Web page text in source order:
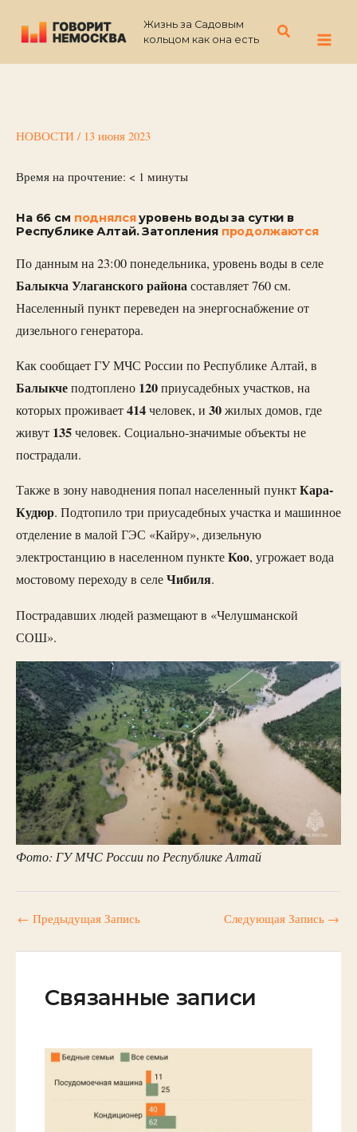
содержимому
Жизнь за Садовым
кольцом как она есть
Поиск
НОВОСТИ / 13 июня 2023
Время на прочтение: < 1 минуты
На 66 см поднялсяуровень воды за сутки в
Республике Алтай. Затопления продолжаются
По данным на 23:00 понедельника, уровень воды в селе
Балыкча Улаганского районасоставляет 760 см.
Населенный пункт переведен на энергоснабжение от
дизельного генератора.
Как сообщает ГУ МЧС России по Республике Алтай, в
Балыкчеподтоплено 120приусадебных участков, на
которых проживает414человек, и 30жилых домов, где
живут 135человек. Социально-значимые объекты не
пострадали.
Также в зону наводнения попал населенный пунктКара-
Кудюр. Подтопило три приусадебных участка и машинное
отделение в малой ГЭС «Кайру», дизельную
электростанцию в населенном пунктеКоо, угрожает вода
мостовому переходу в селеЧибиля.
Пострадавших людей размещают в «Челушманской
СОШ».
Фото: ГУ МЧС России по Республике Алтай
← Предыдущая Запись Следующая Запись →
Связанные записи